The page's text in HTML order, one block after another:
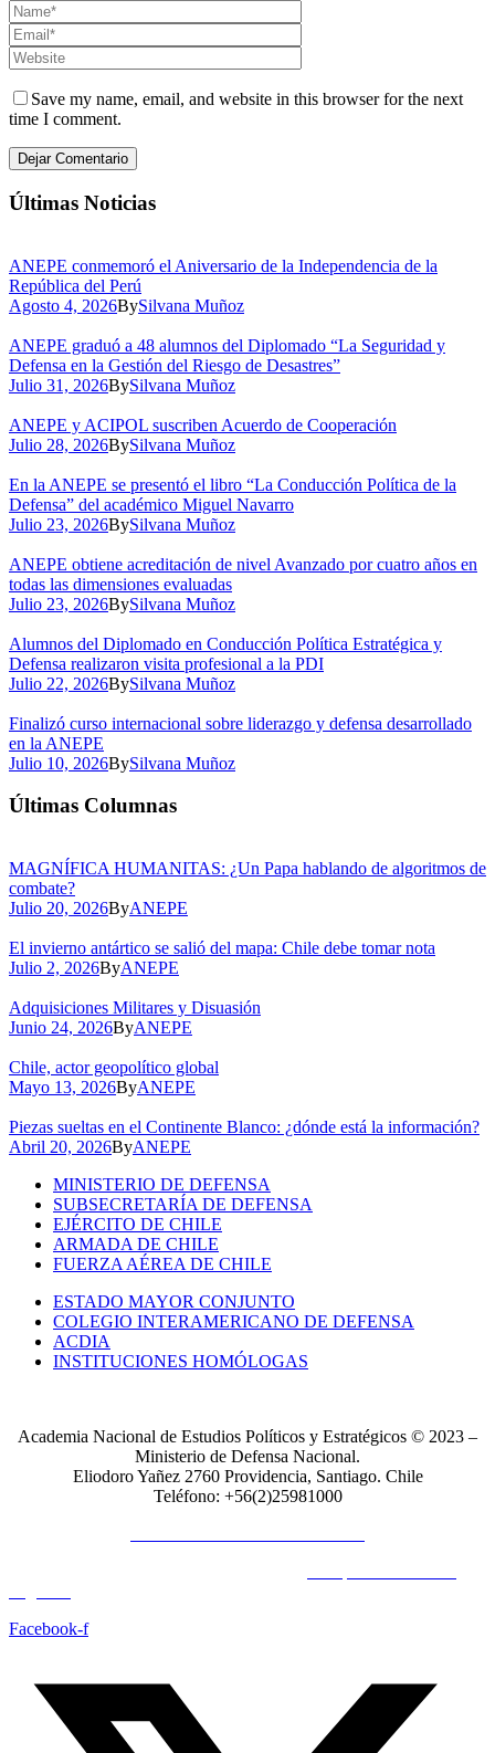
Save my name, email, and website in this browser for the next
time I comment.
Últimas Noticias
ANEPE conmemoró el Aniversario de la Independencia de la
República del Perú
Agosto 4, 2026BySilvana Muñoz
ANEPE graduó a 48 alumnos del Diplomado “La Seguridad y
Defensa en la Gestión del Riesgo de Desastres”
Julio 31, 2026BySilvana Muñoz
ANEPE y ACIPOL suscriben Acuerdo de Cooperación
Julio 28, 2026BySilvana Muñoz
En la ANEPE se presentó el libro “La Conducción Política de la
Defensa” del académico Miguel Navarro
Julio 23, 2026BySilvana Muñoz
ANEPE obtiene acreditación de nivel Avanzado por cuatro años en
todas las dimensiones evaluadas
Julio 23, 2026BySilvana Muñoz
Alumnos del Diplomado en Conducción Política Estratégica y
Defensa realizaron visita profesional a la PDI
Julio 22, 2026BySilvana Muñoz
Finalizó curso internacional sobre liderazgo y defensa desarrollado
en la ANEPE
Julio 10, 2026BySilvana Muñoz
Últimas Columnas
MAGNÍFICA HUMANITAS: ¿Un Papa hablando de algoritmos de
combate?
Julio 20, 2026ByANEPE
El invierno antártico se salió del mapa: Chile debe tomar nota
Julio 2, 2026ByANEPE
Adquisiciones Militares y Disuasión
Junio 24, 2026ByANEPE
Chile, actor geopolítico global
Mayo 13, 2026ByANEPE
Piezas sueltas en el Continente Blanco: ¿dónde está la información?
Abril 20, 2026ByANEPE
MINISTERIO DE DEFENSA
SUBSECRETARÍA DE DEFENSA
EJÉRCITO DE CHILE
ARMADA DE CHILE
FUERZA AÉREA DE CHILE
ESTADO MAYOR CONJUNTO
COLEGIO INTERAMERICANO DE DEFENSA
ACDIA
INSTITUCIONES HOMÓLOGAS
Academia Nacional de Estudios Políticos y Estratégicos © 2023 –
Ministerio de Defensa Nacional.
Eliodoro Yañez 2760 Providencia, Santiago. Chile
Teléfono: +56(2)25981000
Facebook-f